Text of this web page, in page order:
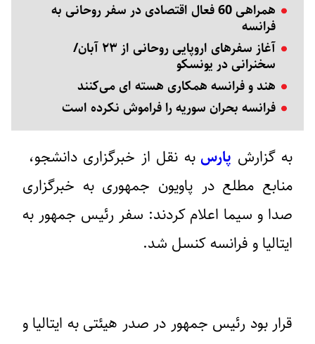
همراهی 60 فعال اقتصادی در سفر روحانی به
فرانسه
آغاز سفرهای اروپایی روحانی از ۲۳ آبان/
سخنرانی در یونسکو
هند و فرانسه همکاری هسته ای می‌کنند
فرانسه بحران سوریه را فراموش نکرده است
به گزارش پارسبه نقل از خبرگزاری دانشجو،
منابع مطلع در پاویون جمهوری به خبرگزاری
صدا و سیما اعلام کردند: سفر رئیس جمهور به
ایتالیا و فرانسه کنسل شد.
قرار بود رئیس جمهور در صدر هیئتی به ایتالیا و